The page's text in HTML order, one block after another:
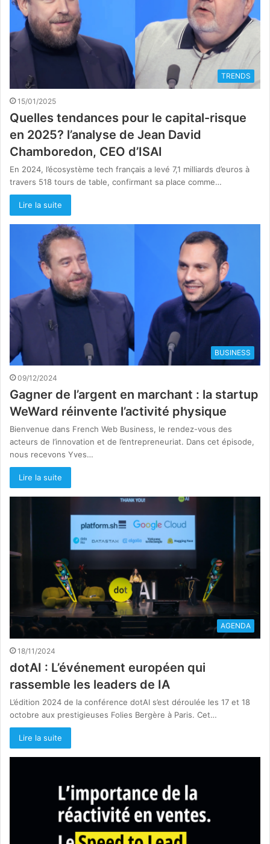
TRENDS
15/01/2025
Quelles tendances pour le capital-risque
en 2025? l’analyse de Jean David
Chamboredon, CEO d’ISAI
En 2024, l’écosystème tech français a levé 7,1 milliards d’euros à
travers 518 tours de table, confirmant sa place comme…
Lire la suite
BUSINESS
09/12/2024
Gagner de l’argent en marchant : la startup
WeWard réinvente l’activité physique
Bienvenue dans French Web Business, le rendez-vous des
acteurs de l’innovation et de l’entrepreneuriat. Dans cet épisode,
nous recevons Yves…
Lire la suite
AGENDA
18/11/2024
dotAI : L’événement européen qui
rassemble les leaders de IA
L’édition 2024 de la conférence dotAI s’est déroulée les 17 et 18
octobre aux prestigieuses Folies Bergère à Paris. Cet…
Lire la suite